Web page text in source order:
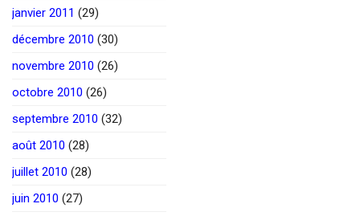
janvier 2011 (29)
décembre 2010 (30)
novembre 2010 (26)
octobre 2010 (26)
septembre 2010 (32)
août 2010 (28)
juillet 2010 (28)
juin 2010 (27)